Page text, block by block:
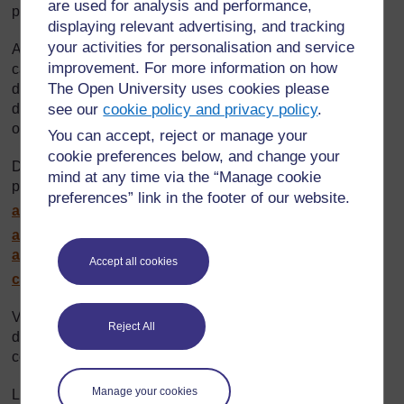
are used for analysis and performance,
displaying relevant advertising, and tracking
your activities for personalisation and service
improvement. For more information on how
The Open University uses cookies please
see ourcookie policy and privacy policy.
You can accept, reject or manage your
cookie preferences below, and change your
mind at any time via the “Manage cookie
preferences” link in the footer of our website.
Accept all cookies
Reject All
Manage your cookies
presque totalement disparu.
Aujourd’hui, son territoire est protégé et la chasse et la
capture sont sévèrement réglementées. Il s’agit de l’une
des espèces qui vivent dans la forêt guinéenne du centre
de la biodiversité d’Afrique occidentale (Guinean Forests
of theWest Africa Biodiversity Hotspot
Des études du singe à ventre rouge ont pris place aux
portes du Togo:http://www.olifant-media.fr/blog/
article-2034170.html
aModele=afficheN&cpsidt=15788274
association.org/ magazines/
cepa_mag_22_DEF_LIGHT.pdf
Vous trouverez des renseignements plus détaillés sur
diverses espèces en voie de disparition au Togo en
consultant les sites d’organismes de conservation :
Le site des volontaires de solidarité Jeunesse